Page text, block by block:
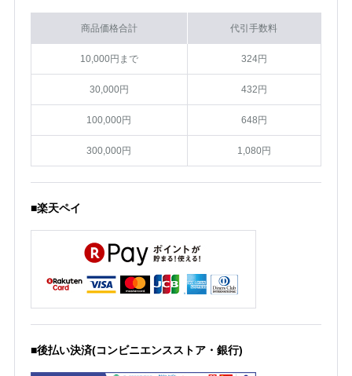
商品価格合計 代引手数料
10,000円まで 324円
30,000円 432円
100,000円 648円
300,000円 1,080円
■楽天ペイ
■後払い決済(コンビニエンスストア・銀行)